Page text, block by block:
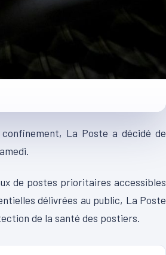
La Poste a décidé de
de postes prioritaires accessibles
délivrées au public, La Poste
de la santé des postiers.